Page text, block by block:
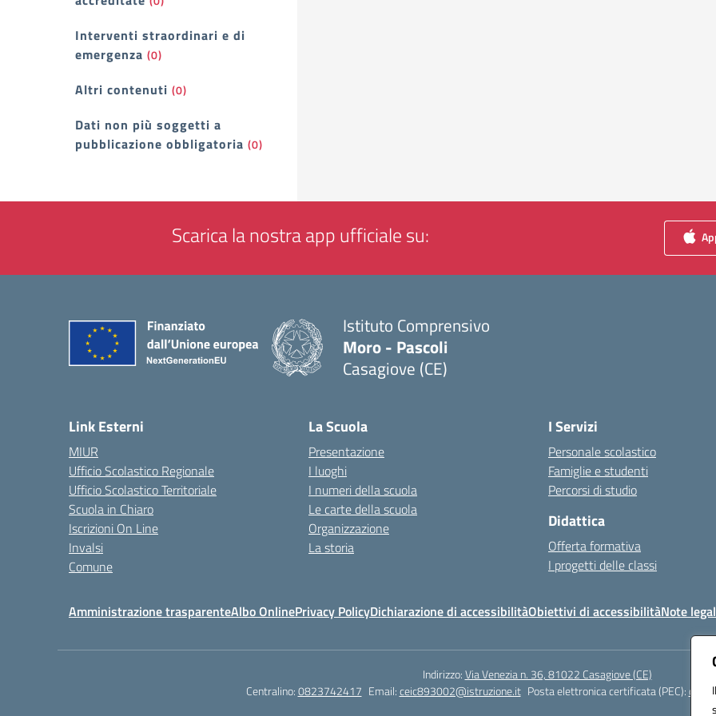
Interventi straordinari e di
emergenza (0)
Altri contenuti (0)
Dati non più soggetti a
pubblicazione obbligatoria (0)
Scarica la nostra app ufficiale su:
Istituto Comprensivo
Moro - Pascoli
Casagiove (CE)
Link Esterni
MIUR
Ufficio Scolastico Regionale
Ufficio Scolastico Territoriale
Scuola in Chiaro
Iscrizioni On Line
Invalsi
Comune
La Scuola
Presentazione
I luoghi
I numeri della scuola
Le carte della scuola
Organizzazione
La storia
I Servizi
Personale scolastico
Famiglie e studenti
Percorsi di studio
Didattica
Offerta formativa
I progetti delle classi
Amministrazione trasparenteAlbo OnlinePrivacy PolicyDichiarazione di accessibilitàObiettivi di accessibilitàNote
Indirizzo:Via Venezia n. 36, 81022 Casagiove (CE)
Centralino:0823742417 Email:ceic893002@istruzione.it Posta elettronica certificata (PEC):